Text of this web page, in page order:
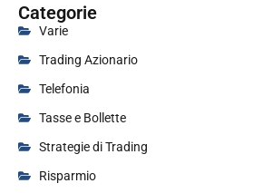
Categorie
Varie
Trading Azionario
Telefonia
Tasse e Bollette
Strategie di Trading
Risparmio